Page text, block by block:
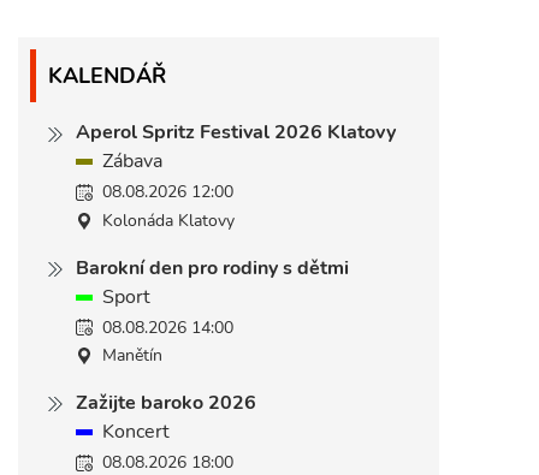
KALENDÁŘ
Aperol Spritz Festival 2026 Klatovy
Zábava
08.08.2026 12:00
Kolonáda Klatovy
Barokní den pro rodiny s dětmi
Sport
08.08.2026 14:00
Manětín
Zažijte baroko 2026
Koncert
08.08.2026 18:00